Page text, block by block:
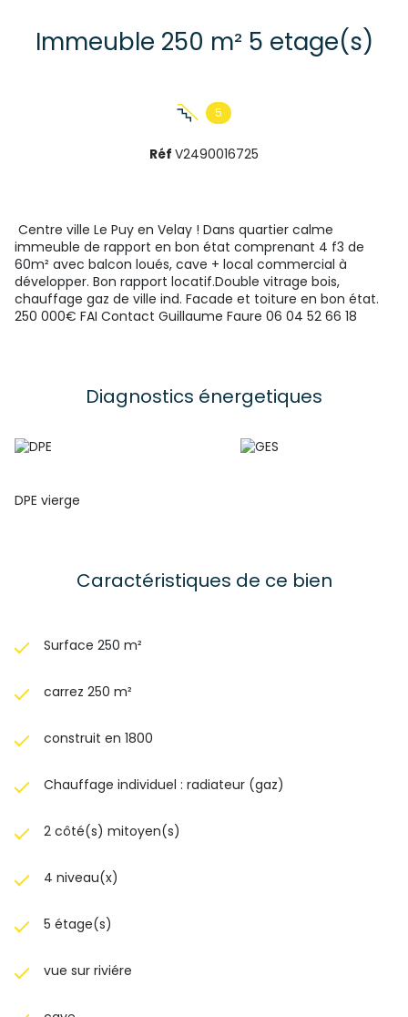
Immeuble 250 m² 5 etage(s)
5
Réf V2490016725
Centre ville Le Puy en Velay ! Dans quartier calme
immeuble de rapport en bon état comprenant 4 f3 de
60m² avec balcon loués, cave + local commercial à
développer. Bon rapport locatif.Double vitrage bois,
chauffage gaz de ville ind. Facade et toiture en bon état.
250 000€ FAI Contact Guillaume Faure 06 04 52 66 18
Diagnostics énergetiques
DPE vierge
Caractéristiques de ce bien
Surface 250 m²
carrez 250 m²
construit en 1800
Chauffage individuel : radiateur (gaz)
2 côté(s) mitoyen(s)
4 niveau(x)
5 étage(s)
vue sur riviére